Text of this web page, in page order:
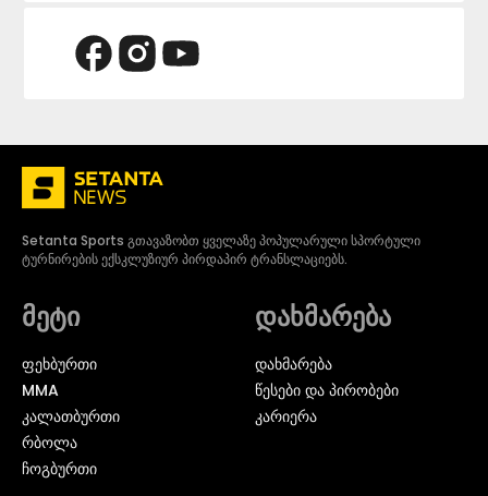
Setanta Sports გთავაზობთ ყველაზე პოპულარული სპორტული
ტურნირების ექსკლუზიურ პირდაპირ ტრანსლაციებს.
მეტი
ᲤᲔᲮᲑᲣᲠᲗᲘ
MMA
ᲙᲐᲚᲐᲗᲑᲣᲠᲗᲘ
ᲠᲑᲝᲚᲐ
ᲩᲝᲒᲑᲣᲠᲗᲘ
დახმარება
დახმარება
წესები და პირობები
კარიერა